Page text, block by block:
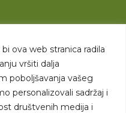
ova web stranica radila
vršiti dalja
poboljšavanja vašeg
personalizovali sadržaj i
društvenih medija i